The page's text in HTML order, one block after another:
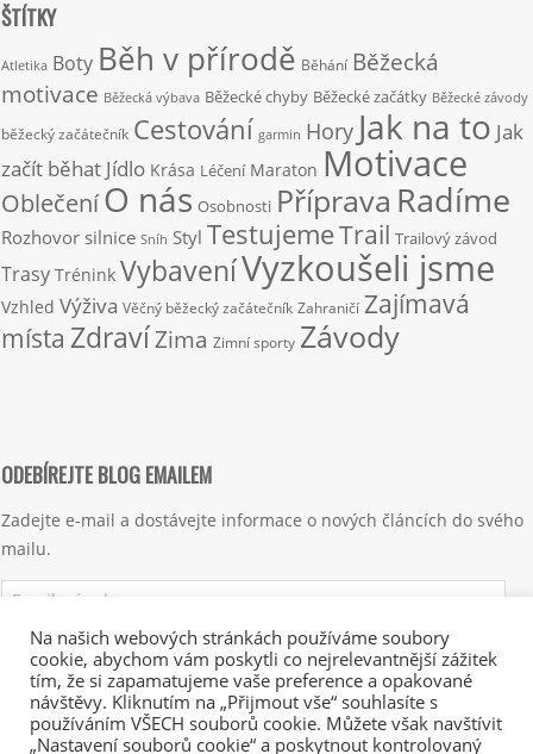
ŠTÍTKY
Atletika Boty Běh v přírodě Běhání Běžecká
motivace Běžecká výbava Běžecké chyby Běžecké začátky Běžecké závody
běžecký začátečník Cestování garmin Hory Jak na to Jak
začít běhat Jídlo Krása Léčení Maraton Motivace
OblečeníO nás Osobnosti Příprava Radíme
Rozhovor silnice Sníh Styl TestujemeTrail Trailový závod
Trasy Trénink VybaveníVyzkoušeli jsme
Vzhled Výživa Věčný běžecký začátečník Zahraničí Zajímavá
místa ZdravíZima Zimní sporty Závody
ODEBÍREJTE BLOG EMAILEM
Zadejte e-mail a dostávejte informace o nových článcích do svého
mailu.
Emailová
Přihlásit se k odběru
Na našich webových stránkách používáme soubory
cookie, abychom vám poskytli co nejrelevantnější zážitek
tím, že si zapamatujeme vaše preference a opakované
návštěvy. Kliknutím na „Přijmout vše“ souhlasíte s
používáním VŠECH souborů cookie. Můžete však navštívit
„Nastavení souborů cookie“ a poskytnout kontrolovaný